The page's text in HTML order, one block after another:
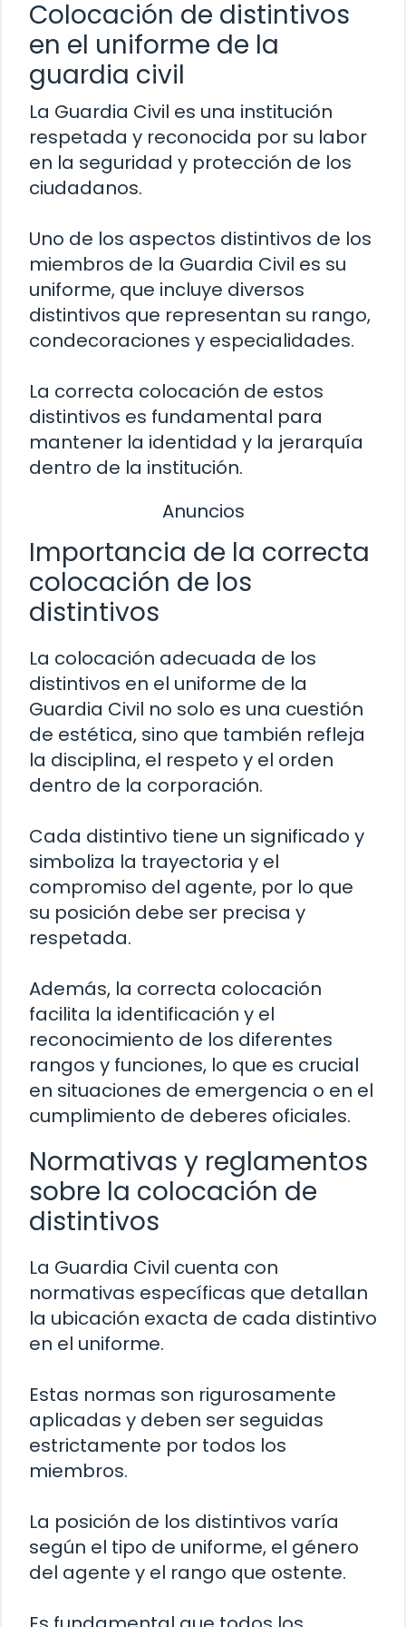
Colocación de distintivos
en el uniforme de la
guardia civil
La Guardia Civil es una institución
respetada y reconocida por su labor
en la seguridad y protección de los
ciudadanos.
Uno de los aspectos distintivos de los
miembros de la Guardia Civil es su
uniforme, que incluye diversos
distintivos que representan su rango,
condecoraciones y especialidades.
La correcta colocación de estos
distintivos es fundamental para
mantener la identidad y la jerarquía
dentro de la institución.
Anuncios
Importancia de la correcta
colocación de los
distintivos
La colocación adecuada de los
distintivos en el uniforme de la
Guardia Civil no solo es una cuestión
de estética, sino que también refleja
la disciplina, el respeto y el orden
dentro de la corporación.
Cada distintivo tiene un significado y
simboliza la trayectoria y el
compromiso del agente, por lo que
su posición debe ser precisa y
respetada.
Además, la correcta colocación
facilita la identificación y el
reconocimiento de los diferentes
rangos y funciones, lo que es crucial
en situaciones de emergencia o en el
cumplimiento de deberes oficiales.
Normativas y reglamentos
sobre la colocación de
distintivos
La Guardia Civil cuenta con
normativas específicas que detallan
la ubicación exacta de cada distintivo
en el uniforme.
Estas normas son rigurosamente
aplicadas y deben ser seguidas
estrictamente por todos los
miembros.
La posición de los distintivos varía
según el tipo de uniforme, el género
del agente y el rango que ostente.